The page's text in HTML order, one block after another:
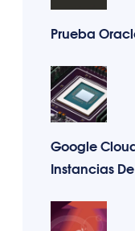
Prueba
Google
Instancias